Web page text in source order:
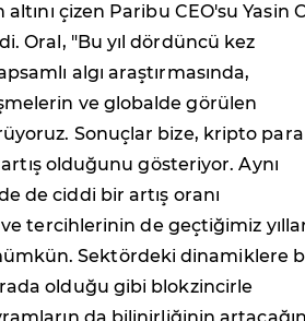
çizen Paribu CEO'su Yasin
Oral, "Bu yıl dördüncü kez
algı araştırmasında,
ve globalde görülen
Sonuçlar bize, kripto
olduğunu gösteriyor. Aynı
de ciddi bir artış oranı
tercihlerinin de geçtiğimiz
Sektördeki dinamiklere
olduğu gibi blokzincirle